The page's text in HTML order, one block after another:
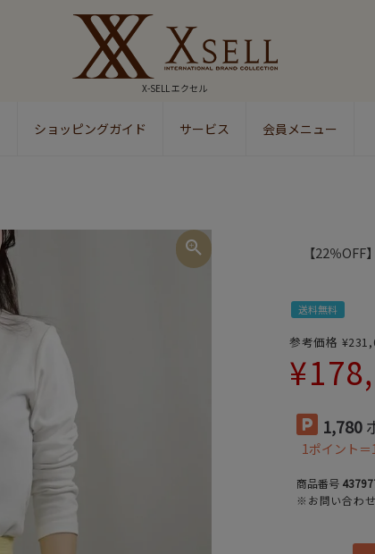
X-SELL エクセル
ショッピングガイド サービス 会員メニュー
検索
【22％OFF】
送料無料
参考価格 ¥
¥
1,780
1ポイント＝
商品番号
※お問い合わ